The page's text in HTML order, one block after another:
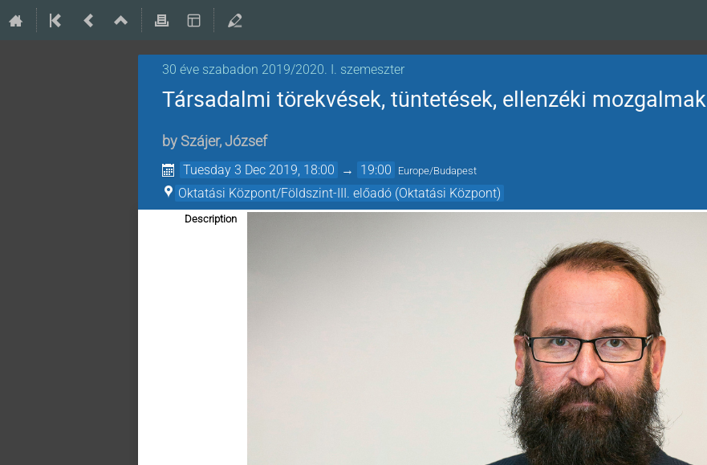
30 éve szabadon 2019/2020. I. szemeszter
Társadalmi törekvések, tüntetések, ellenzéki mozgalmak
by Szájer, József
Tuesday 3 Dec 2019, 18:00 → 19:00 Europe/Budapest
Oktatási Központ/Földszint-III. előadó (Oktatási Központ)
Description